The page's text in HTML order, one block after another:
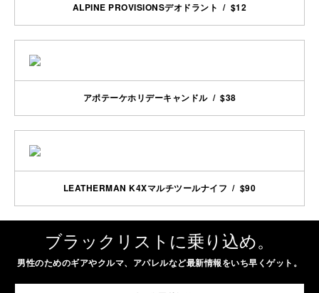
ALPINE PROVISIONSデオドラント / $12
アポテーケホリデーキャンドル / $38
LEATHERMAN K4Xマルチツールナイフ / $90
ブラックリストに乗り込め。
男性のためのギアやクルマ、アパレルなど最新情報をいち早くゲット。